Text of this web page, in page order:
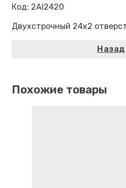
Код: 2AI2420
Двухстрочный 24х2
Похожие товары